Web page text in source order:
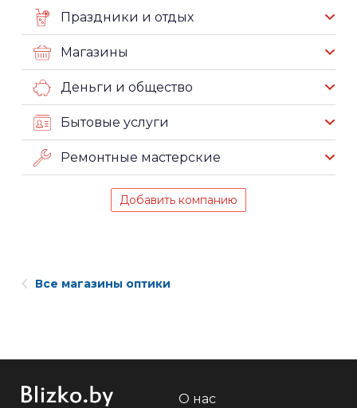
Праздники и отдых
Магазины
Деньги и общество
Бытовые услуги
Ремонтные мастерские
Добавить компанию
Все магазины оптики
О нас